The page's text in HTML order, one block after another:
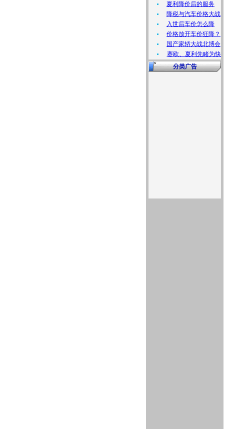
夏利降价后的服务
降税与汽车价格大战
入世后车价怎么降
价格放开车价狂降？
国产家轿大战北博会
赛欧、夏利先睹为快
分类广告